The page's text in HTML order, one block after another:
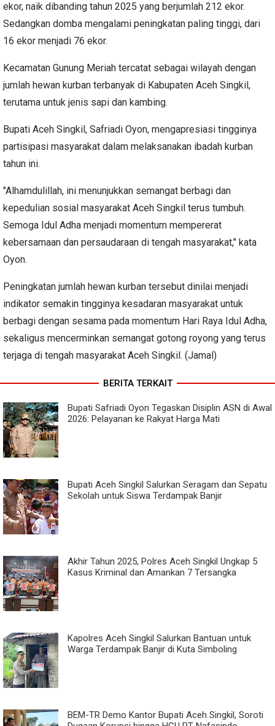
ekor, naik dibanding tahun 2025 yang berjumlah 212 ekor.
Sedangkan domba mengalami peningkatan paling tinggi, dari
16 ekor menjadi 76 ekor.
Kecamatan Gunung Meriah tercatat sebagai wilayah dengan
jumlah hewan kurban terbanyak di Kabupaten Aceh Singkil,
terutama untuk jenis sapi dan kambing.
Bupati Aceh Singkil, Safriadi Oyon, mengapresiasi tingginya
partisipasi masyarakat dalam melaksanakan ibadah kurban
tahun ini.
"Alhamdulillah, ini menunjukkan semangat berbagi dan
kepedulian sosial masyarakat Aceh Singkil terus tumbuh.
Semoga Idul Adha menjadi momentum mempererat
kebersamaan dan persaudaraan di tengah masyarakat," kata
Oyon.
Peningkatan jumlah hewan kurban tersebut dinilai menjadi
indikator semakin tingginya kesadaran masyarakat untuk
berbagi dengan sesama pada momentum Hari Raya Idul Adha,
sekaligus mencerminkan semangat gotong royong yang terus
terjaga di tengah masyarakat Aceh Singkil. (Jamal)
BERITA TERKAIT
Bupati Safriadi Oyon Tegaskan Disiplin ASN di Awal
2026: Pelayanan ke Rakyat Harga Mati
Bupati Aceh Singkil Salurkan Seragam dan Sepatu
Sekolah untuk Siswa Terdampak Banjir
Akhir Tahun 2025, Polres Aceh Singkil Ungkap 5
Kasus Kriminal dan Amankan 7 Tersangka
Kapolres Aceh Singkil Salurkan Bantuan untuk
Warga Terdampak Banjir di Kuta Simboling
BEM-TR Demo Kantor Bupati Aceh Singkil, Soroti